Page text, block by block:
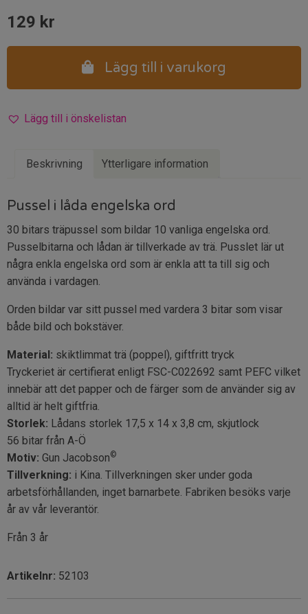
129 kr
Lägg till i varukorg
Lägg till i önskelistan
Beskrivning Ytterligare information
Pussel i låda engelska ord
30 bitars träpussel som bildar 10 vanliga engelska ord.
Pusselbitarna och lådan är tillverkade av trä. Pusslet lär ut
några enkla engelska ord som är enkla att ta till sig och
använda i vardagen.
Orden bildar var sitt pussel med vardera 3 bitar som visar
både bild och bokstäver.
Material: skiktlimmat trä (poppel), giftfritt tryck
Tryckeriet är certifierat enligt FSC-C022692 samt PEFC vilket
innebär att det papper och de färger som de använder sig av
alltid är helt giftfria.
Storlek: Lådans storlek 17,5 x 14 x 3,8 cm, skjutlock
56 bitar från A-Ö
Motiv: Gun Jacobson©
Tillverkning: i Kina. Tillverkningen sker under goda
arbetsförhållanden, inget barnarbete. Fabriken besöks varje
år av vår leverantör.
Från 3 år
Artikelnr: 52103